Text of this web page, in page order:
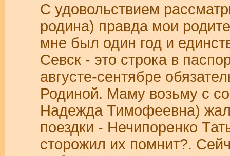
С удовольствием
родина) правда мои
мне был один год и
Севск - это строка в
августе-сентябре
Родиной. Маму возьму с
Надежда Тимофеевна)
поездки - Нечипоренко
сторожил их помнит?.